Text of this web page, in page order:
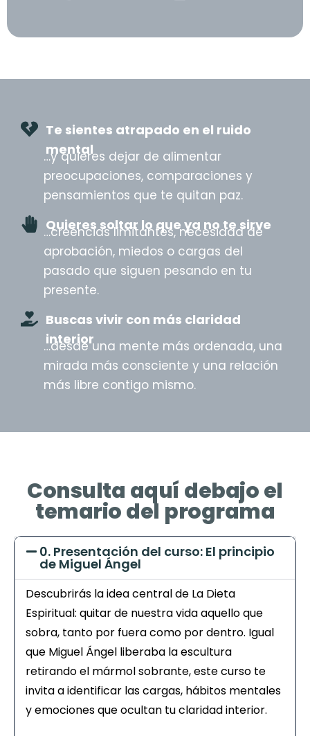
Te sientes atrapado en el ruido
mental
…y quieres dejar de alimentar
preocupaciones, comparaciones y
pensamientos que te quitan paz.
Quieres soltar lo que ya no te sirve
…creencias limitantes, necesidad de
aprobación, miedos o cargas del
pasado que siguen pesando en tu
presente.
Buscas vivir con más claridad
interior
…desde una mente más ordenada, una
mirada más consciente y una relación
más libre contigo mismo.
Consulta aquí debajo el
temario del programa​
0. Presentación del curso: El principio
de Miguel Ángel
Descubrirás la idea central de La Dieta
Espiritual: quitar de nuestra vida aquello que
sobra, tanto por fuera como por dentro. Igual
que Miguel Ángel liberaba la escultura
retirando el mármol sobrante, este curso te
invita a identificar las cargas, hábitos mentales
y emociones que ocultan tu claridad interior.